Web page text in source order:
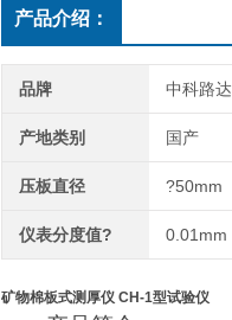
产品介绍：
品牌 中科路达
产地类别 国产
压板直径 ?50mm
仪表分度值? 0.01mm
矿物棉板式测厚仪 CH-1型试验仪